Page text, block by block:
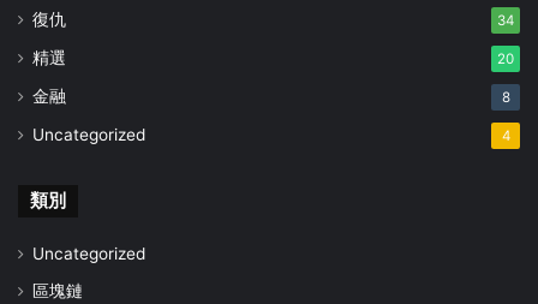
復仇 34
精選 20
金融 8
Uncategorized 4
類別
Uncategorized
區塊鏈